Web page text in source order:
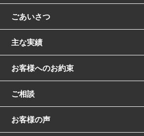
ごあいさつ
主な実績
お客様へのお約束
ご相談
お客様の声